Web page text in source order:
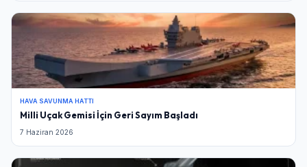
HAVA SAVUNMA HATTI
Milli Uçak Gemisi İçin Geri Sayım Başladı
7 Haziran 2026